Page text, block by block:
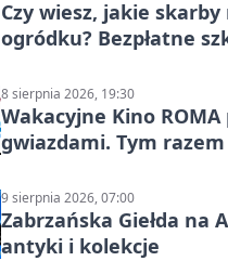
Czy wiesz, jakie skarby
ogródku? Bezpłatne
8 sierpnia 2026, 19:30
Wakacyjne Kino
gwiazdami. Tym
9 sierpnia 2026, 07:00
Zabrzańska Giełda na
antyki i kolekcje